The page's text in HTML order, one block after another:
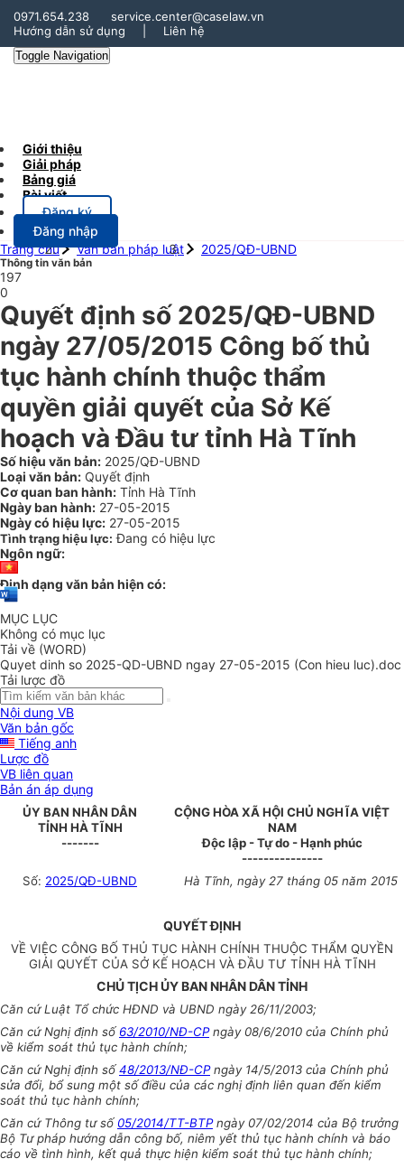
0971.654.238
service.center@caselaw.vn
Hướng dẫn sử dụng
Liên hệ
Toggle Navigation
Giới thiệu
Giải pháp
Bảng giá
Bài viết
Đăng ký
Đăng nhập
Trang chủ
Văn bản pháp luật 2025/QĐ-UBND
Thông tin văn bản
197
0
Quyết định số 2025/QĐ-UBND
ngày 27/05/2015 Công bố thủ
tục hành chính thuộc thẩm
quyền giải quyết của Sở Kế
hoạch và Đầu tư tỉnh Hà Tĩnh
Số hiệu văn bản: 2025/QĐ-UBND
Loại văn bản: Quyết định
Cơ quan ban hành: Tỉnh Hà Tĩnh
Ngày ban hành: 27-05-2015
Ngày có hiệu lực: 27-05-2015
Tình trạng hiệu lực: Đang có hiệu lực
Ngôn ngữ:
Định dạng văn bản hiện có:
MỤC LỤC
Không có mục lục
Tải về (WORD)
Quyet dinh so 2025-QD-UBND ngay 27-05-2015 (Con hieu luc).doc
Tải lược đồ
Nội dung VB
Văn bản gốc
Tiếng anh
Lược đồ
VB liên quan
Bản án áp dụng
ỦY BAN NHÂN DÂN
TỈNH HÀ TĨNH
-------
CỘNG HÒA XÃ HỘI CHỦ NGHĨA VIỆT
NAM
Độc lập - Tự do - Hạnh phúc
---------------
Số: 2025/QĐ-UBND Hà Tĩnh, ngày 27 tháng 05 năm 2015
QUYẾT ĐỊNH
VỀ VIỆC CÔNG BỐ THỦ TỤC HÀNH CHÍNH THUỘC THẨM QUYỀN
GIẢI QUYẾT CỦA SỞ KẾ HOẠCH VÀ ĐẦU TƯ TỈNH HÀ TĨNH
CHỦ TỊCH ỦY BAN NHÂN DÂN TỈNH
Căn cứ Luật Tổ chức HĐND và UBND ngày 26/11/2003;
Căn cứ Nghị định số 63/2010/NĐ-CPngày 08/6/2010 của Chính phủ
về kiểm soát thủ tục hành chính;
Căn cứNghị định số 48/2013/NĐ-CPngày 14/5/2013 của Chính phủ
sửa đổi, bổ sung một sốđiều của các nghị định liên quan đến kiểm
soát thủ tục hành chính;
Căn cứ Thông tư số 05/2014/TT-BTPngày 07/02/2014 của Bộ trưởng
Bộ Tư pháp hướng dẫn công bố, niêm yết thủ tục hành chính và báo
cáo về tình hình, kết quả thực hiện kiểm soát thủ tục hành chính;